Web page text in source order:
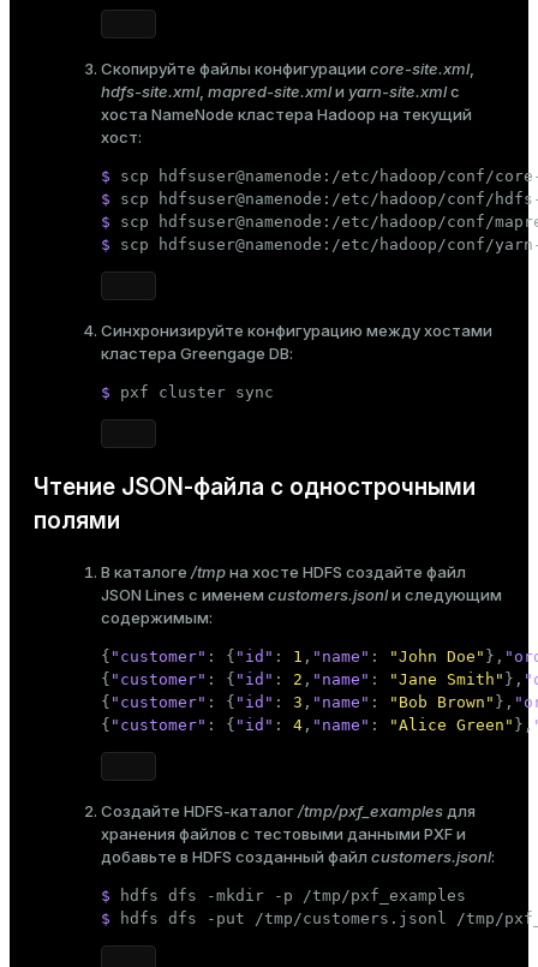
Скопируйте файлы конфигурации core-site.xml,
hdfs-site.xml, mapred-site.xmlи yarn-site.xmlс
хоста NameNode кластера Hadoop на текущий
хост:
$ scp hdfsuser@namenode:/etc/hadoop/conf/
$ scp hdfsuser@namenode:/etc/hadoop/conf/
$ scp hdfsuser@namenode:/etc/hadoop/conf/
$ scp hdfsuser@namenode:/etc/hadoop/conf/
Синхронизируйте конфигурацию между хостами
кластера Greengage DB:
$ pxf cluster sync
Чтение JSON-файла с однострочными
полями
В каталоге /tmpна хосте HDFS создайте файл
JSON Lines с именем customers.jsonlи следующим
содержимым:
{ "customer" : { "id" : 1 , "name" : "John Doe" } ,
{ "customer" : { "id" : 2 , "name" : "Jane Smith" } ,
{ "customer" : { "id" : 3 , "name" : "Bob Brown" } ,
{ "customer" : { "id" : 4 , "name" : "Alice Green" } ,
Создайте HDFS-каталог/tmp/pxf_examples для
хранения файлов с тестовыми данными PXF и
добавьте в HDFS созданный файл customers.jsonl:
$ hdfs dfs -mkdir -p /tmp/pxf_examples
$
hdfs dfs -put /tmp/customers.jsonl /tmp/